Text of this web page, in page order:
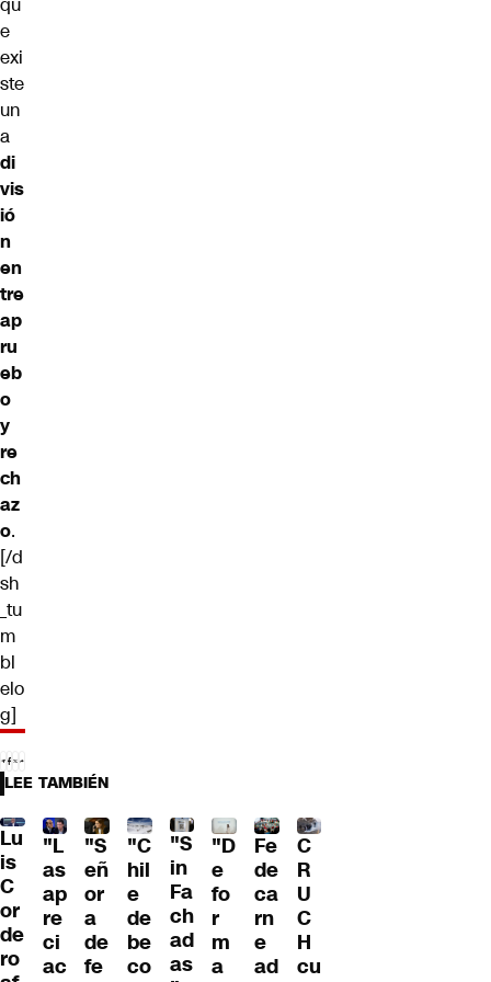
e
exi
ste
un
a
di
vis
ió
n
en
tre
ap
ru
eb
o
y
re
ch
az
o.
[/d
sh
_tu
m
bl
elo
g]
LEE TAMBIÉN
Lu
is
C
or
de
ro
"L
as
ap
re
ci
ac
"S
eñ
or
a
de
fe
"C
hil
e
de
be
co
"S
in
Fa
ch
ad
as
"D
e
fo
r
m
a
Fe
de
ca
rn
e
ad
C
R
U
C
H
cu